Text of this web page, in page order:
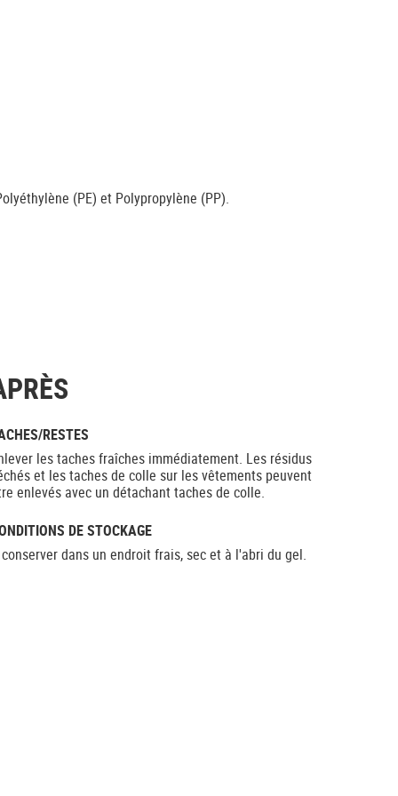
(PE) et Polypropylène (PP).
RESTES
les taches fraîches immédiatement. Les résidus
et les taches de colle sur les vêtements peuvent
enlevés avec un détachant taches de colle.
DE STOCKAGE
dans un endroit frais, sec et à l'abri du gel.